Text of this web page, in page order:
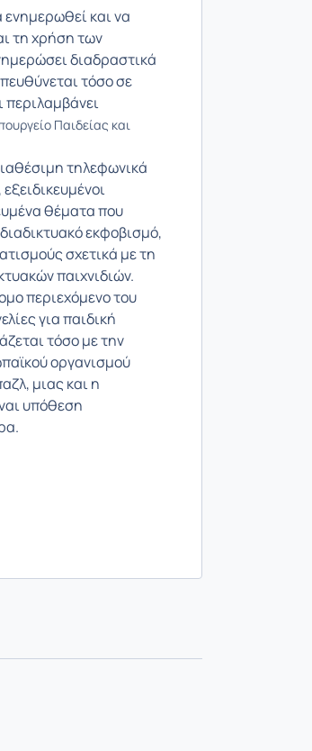
ενημερωθεί και να
τη χρήση των
διαδραστικά
τόσο σε
περιλαμβάνει
Παιδείας και
τηλεφωνικά
εξειδικευμένοι
θέματα που
εκφοβισμό,
σχετικά με τη
παιχνιδιών.
περιεχόμενο του
για παιδική
τόσο με την
οργανισμού
μιας και η
υπόθεση